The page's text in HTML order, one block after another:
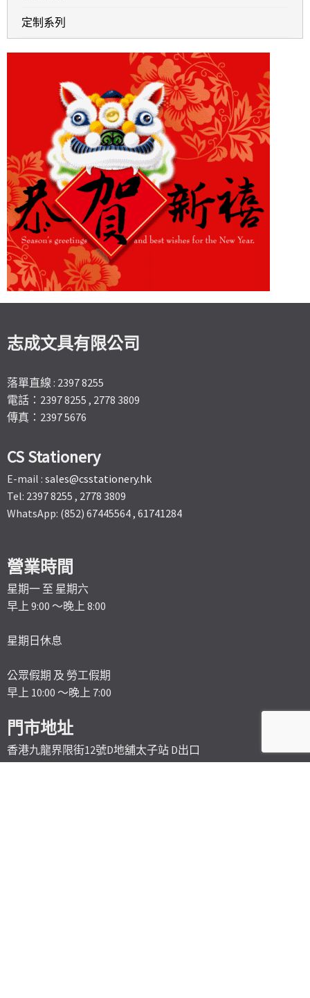
定制系列
志成文具有限公司
落單直線 : 2397 8255
電話：2397 8255 , 2778 3809
傳真：2397 5676
CS Stationery
E-mail : sales@csstationery.hk
Tel: 2397 8255 , 2778 3809
WhatsApp: (852) 67445564 , 61741284
營業時間
星期一 至 星期六
早上 9:00 ～晚上 8:00
星期日休息
公眾假期 及 勞工假期
早上 10:00 ～晚上 7:00
門市地址
香港九龍界限街12號D地舖太子站 D出口